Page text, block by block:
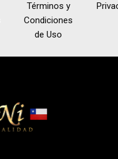
Términos y
Condiciones
de Uso